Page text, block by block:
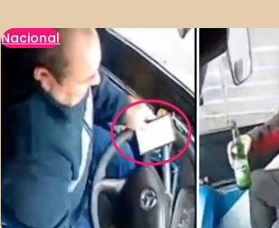
Nacional